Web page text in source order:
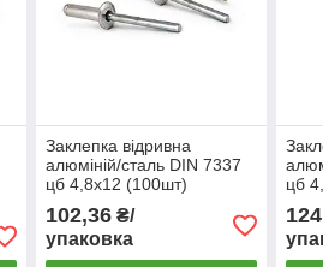
Заклепка відривна
алюміній/сталь DIN 7337
цб 4,8х12 (100шт)
102,36₴/
упаковка
цб